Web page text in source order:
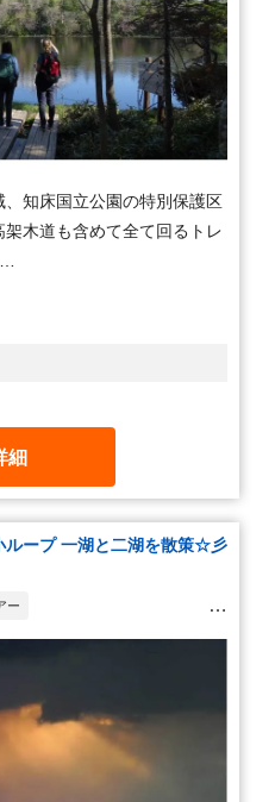
知床国立公園の特別保護区
木道も含めて全て回るトレ
細
ープ 一湖と二湖を散策☆彡
ー
キング 観光ツアー